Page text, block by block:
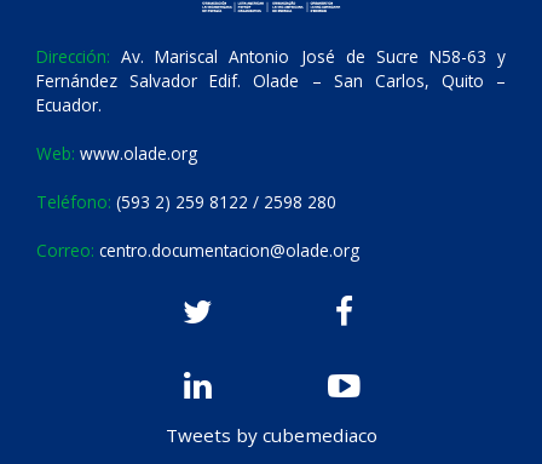
Dirección: Av. Mariscal Antonio José de Sucre N58-63 y
Fernández Salvador Edif. Olade – San Carlos, Quito –
Ecuador.
Web: www.olade.org
Teléfono: (593 2) 259 8122 / 2598 280
Correo: centro.documentacion@olade.org
Tweets by cubemediaco